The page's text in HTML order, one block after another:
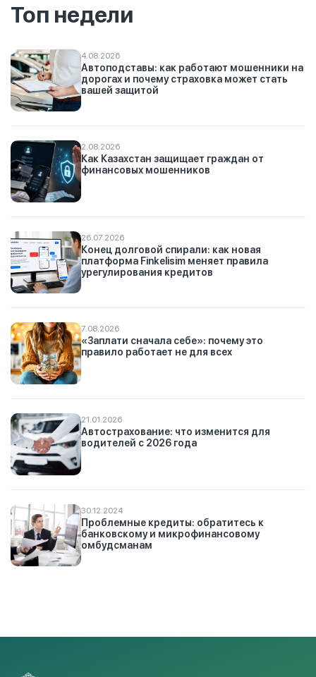
Топ недели
4.08.2026
Автоподставы: как работают мошенники на
дорогах и почему страховка может стать
вашей защитой
2.08.2026
Как Казахстан защищает граждан от
финансовых мошенников
26.07.2026
Конец долговой спирали: как новая
платформа Finkelisim меняет правила
урегулирования кредитов
7.08.2026
«Заплати сначала себе»: почему это
правило работает не для всех
21.01.2026
Автострахование: что изменится для
водителей с 2026 года
30.12.2024
Проблемные кредиты: обратитесь к
банковскому и микрофинансовому
омбудсманам